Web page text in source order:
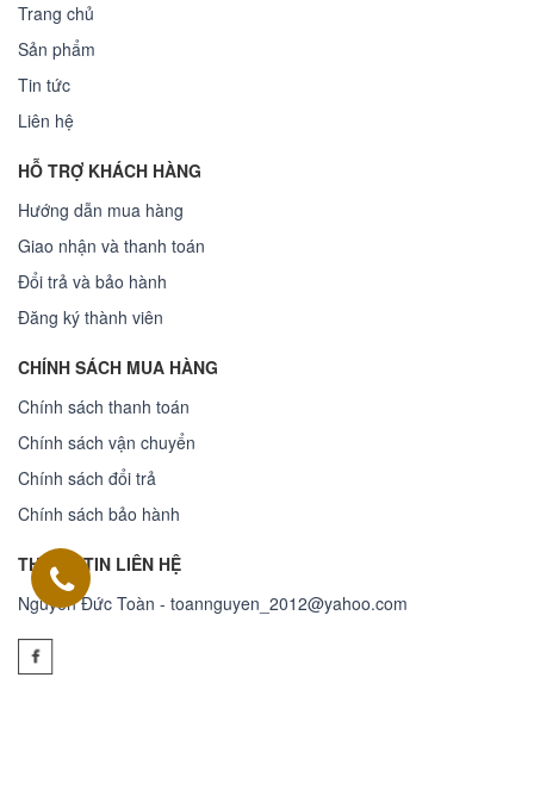
Trang chủ
Sản phẩm
Tin tức
Liên hệ
HỖ TRỢ KHÁCH HÀNG
Hướng dẫn mua hàng
Giao nhận và thanh toán
Đổi trả và bảo hành
Đăng ký thành viên
CHÍNH SÁCH MUA HÀNG
Chính sách thanh toán
Chính sách vận chuyển
Chính sách đổi trả
Chính sách bảo hành
THÔNG TIN LIÊN HỆ
Nguyễn Đức Toàn - toannguyen_2012@yahoo.com